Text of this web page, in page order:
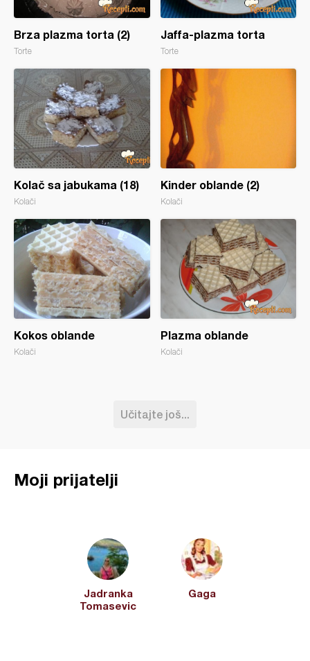
Brza plazma torta (2)
Torte
Jaffa-plazma torta
Torte
Kolač sa jabukama (18)
Kolači
Kinder oblande (2)
Kolači
Kokos oblande
Kolači
Plazma oblande
Kolači
Učitajte još...
Moji prijatelji
Jadranka
Tomasevic
Gaga